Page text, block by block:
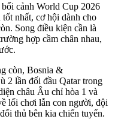
cảnh World Cup 2026
nhất, cơ hội dành cho
Song điều kiện cần là
hợp cầm chân nhau,
còn, Bosnia &
2 lần đối đầu Qatar trong
châu Âu chỉ hòa 1 và
lối chơi lẫn con người, đội
thủ bên kia chiến tuyến.